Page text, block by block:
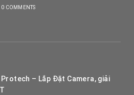
0 COMMENTS
Protech – Lắp Đặt Camera, giải